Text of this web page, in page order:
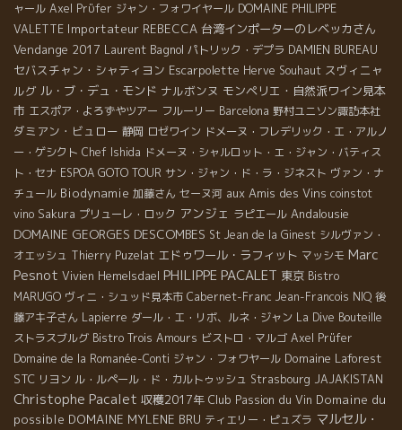
ャール Axel Prϋfer ジャン・フォワイヤール DOMAINE PHILIPPE
VALETTE Importateur REBECCA 台湾インポーターのレベッカさん
Vendange 2017 Laurent Bagnol パトリック・デプラ DAMIEN BUREAU
セバスチャン・シャティヨン Escarpolette Herve Souhaut スヴィニャ
ルグ ル・ブ・デュ・モンド ナルボンヌ モンペリエ・自然派ワイン見本
市 エスポア・よろずやツアー フルーリー Barcelona 野村ユニソン諏訪本社
ダミアン・ビュロー 静岡 ロゼワイン ドメーヌ・フレデリック・エ・アルノ
ー・ゲシクト Chef Ishida ドメーヌ・シャルロット・エ・ジャン・バティス
ト・セナ ESPOA GOTO TOUR サン・ジャン・ド・ラ・ジネスト ヴァン・ナ
チュール Biodynamie 加藤さん セーヌ河 aux Amis des Vins coinstot
vino Sakura プリューレ・ロック アンジェ ラピエール Andalousie
DOMAINE GEORGES DESCOMBES St Jean de la Ginest シルヴァン・
オエッシュ Thierry Puzelat エドゥワール・ラフィット マッシモ Marc
Pesnot Vivien Hemelsdael PHILIPPE PACALET 東京 Bistro
MARUGO ヴィニ・シュッド見本市 Cabernet-Franc Jean-Francois NIQ 後
藤アキ子さん Lapierre ダール・エ・リボ、ルネ・ジャン La Dive Bouteille
ストラスブルグ Bistro Trois Amours ビストロ・マルゴ Axel Prüfer
Domaine de la Romanée-Conti ジャン・フォワヤール Domaine Laforest
STC リヨン ル・ルペール・ド・カルトゥッシュ Strasbourg JAJAKISTAN
Christophe Pacalet 収穫2017年 Club Passion du Vin Domaine du
possible DOMAINE MYLENE BRU ティエリー・ピュズラ マルセル・